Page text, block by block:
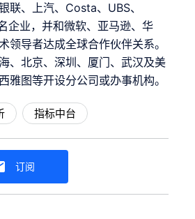
联、上汽、Costa、UBS、
企业，并和微软、亚马逊、华
领导者达成全球合作伙伴关系。
、北京、深圳、厦门、武汉及美
雅图等开设分公司或办事机构。
指标中台
订阅